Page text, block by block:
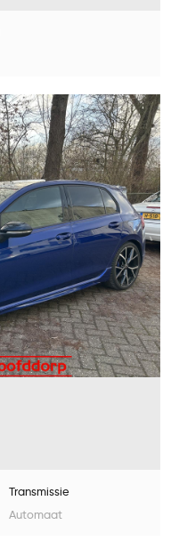
Transmissie
Automaat